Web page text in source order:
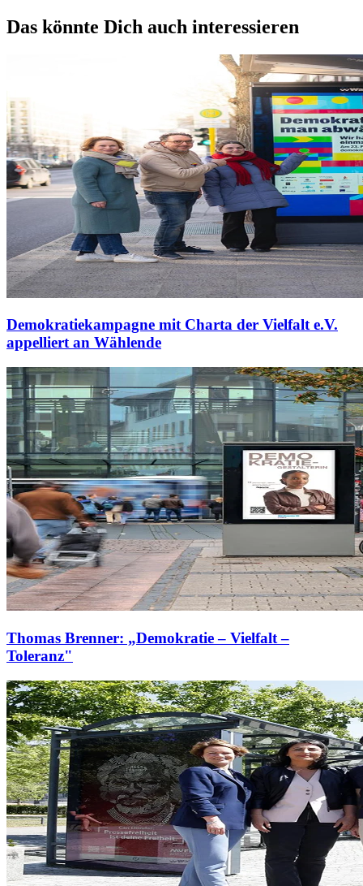
Das könnte Dich auch interessieren
Demokratiekampagne mit Charta der Vielfalt e.V.
appelliert an Wählende
Thomas Brenner: „Demokratie – Vielfalt –
Toleranz"